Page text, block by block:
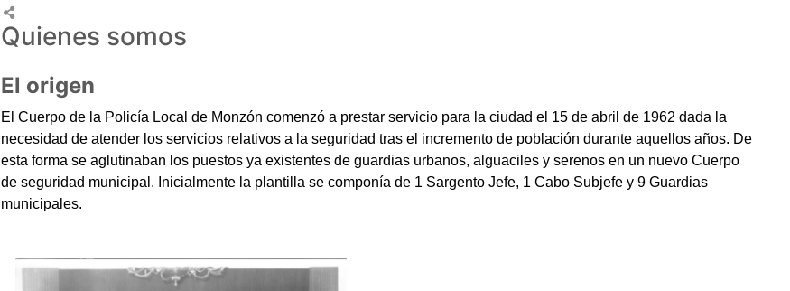
Quienes somos
El origen
El Cuerpo de la Policía Local de Monzón comenzó a prestar servicio para la ciudad el 15 de abril de 1962 dada la
necesidad de atender los servicios relativos a la seguridad tras el incremento de población durante aquellos años. De
esta forma se aglutinaban los puestos ya existentes de guardias urbanos, alguaciles y serenos en un nuevo Cuerpo
de seguridad municipal. Inicialmente la plantilla se componía de 1 Sargento Jefe, 1 Cabo Subjefe y 9 Guardias
municipales.